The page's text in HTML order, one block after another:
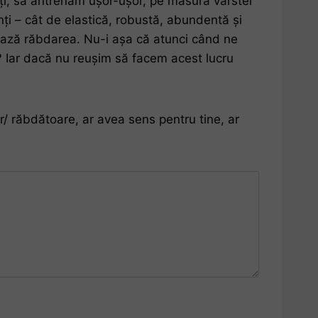
– cât de elastică, robustă, abundentă și
răbdarea. Nu-i așa că atunci când ne
dacă nu reușim să facem acest lucru
răbdătoare, ar avea sens pentru tine, ar